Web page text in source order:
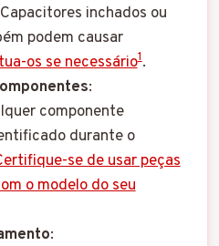
inchados ou
podem causar
os se necessário1.
:
componente
durante o
se de usar peças
o modelo do seu
: